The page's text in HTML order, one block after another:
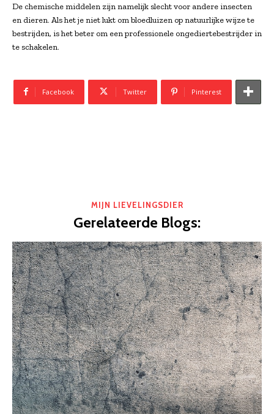
De chemische middelen zijn namelijk slecht voor andere insecten
en dieren. Als het je niet lukt om bloedluizen op natuurlijke wijze te
bestrijden, is het beter om een professionele ongediertebestrijder in
te schakelen.
Facebook Twitter Pinterest
MIJN LIEVELINGSDIER
Gerelateerde Blogs: